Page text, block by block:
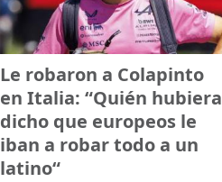
Le robaron a Colapinto
en Italia: “Quién hubiera
dicho que europeos le
iban a robar todo a un
latino“